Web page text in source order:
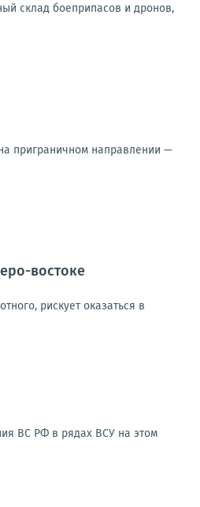
склад боеприпасов и дронов,
приграничном направлении —
востоке
рискует оказаться в
ВС РФ в рядах ВСУ на этом